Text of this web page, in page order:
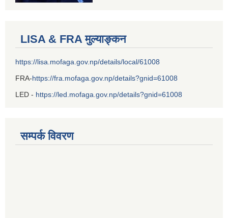
LISA & FRA मुल्याङ्कन
https://lisa.mofaga.gov.np/details/local/61008
FRA-https://fra.mofaga.gov.np/details?gnid=61008
LED - https://led.mofaga.gov.np/details?gnid=61008
सम्पर्क विवरण